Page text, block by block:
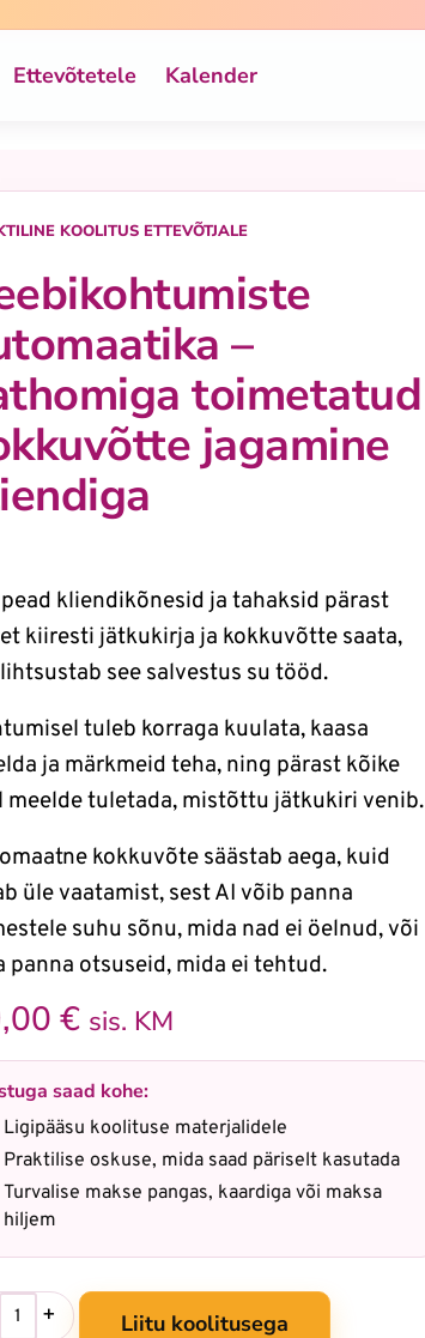
Ettevõtetele Kalender
KOOLITUS ETTEVÕTJALE
–
toimetatud
jagamine
kliendikõnesid ja tahaksid pärast
kiiresti jätkukirja ja kokkuvõtte saata,
see salvestus su tööd.
tuleb korraga kuulata, kaasa
ja märkmeid teha, ning pärast kõike
meelde tuletada, mistõttu jätkukiri venib.
kokkuvõte säästab aega, kuid
üle vaatamist, sest AI võib panna
suhu sõnu, mida nad ei öelnud, või
panna otsuseid, mida ei tehtud.
€ sis. KM
saad kohe:
Ligipääsu koolituse materjalidele
Praktilise oskuse, mida saad päriselt kasutada
Turvalise makse pangas, kaardiga või maksa
hiljem
+ Liitu koolitusega